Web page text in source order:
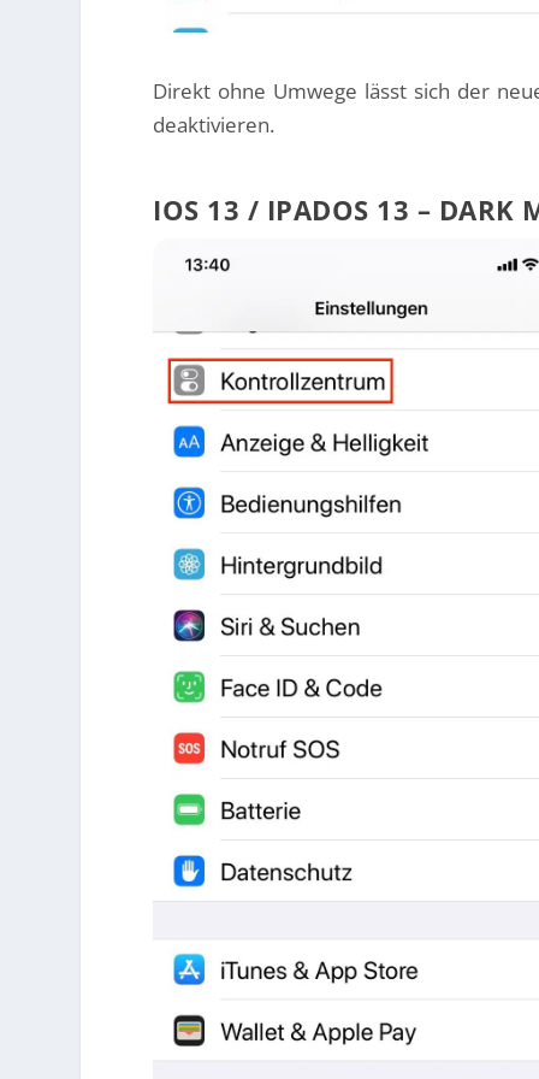
Direkt ohne Umwege lässt sich der
deaktivieren.
IOS 13 / IPADOS 13 – DARK